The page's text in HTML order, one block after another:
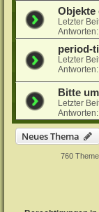
Objekte
Letzter
period-
Letzter
Bitte
Letzter
Neues Thema
760